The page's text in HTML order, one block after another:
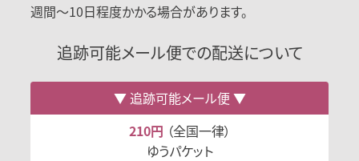
週間〜10日程度かかる場合があります。
追跡可能メール便での配送について
追跡可能メール便
210円 （全国一律）
ゆうパケット